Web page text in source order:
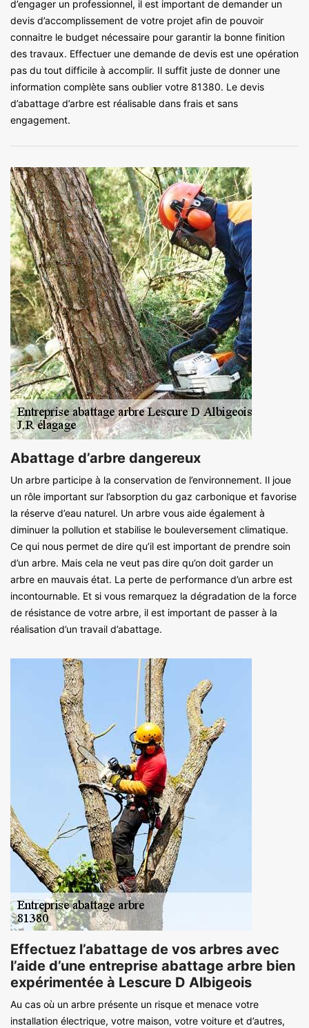
d’engager un professionnel, il est important de demander un
devis d’accomplissement de votre projet afin de pouvoir
connaitre le budget nécessaire pour garantir la bonne finition
des travaux. Effectuer une demande de devis est une opération
pas du tout difficile à accomplir. Il suffit juste de donner une
information complète sans oublier votre 81380. Le devis
d’abattage d’arbre est réalisable dans frais et sans
engagement.
Abattage d’arbre dangereux
Un arbre participe à la conservation de l’environnement. Il joue
un rôle important sur l’absorption du gaz carbonique et favorise
la réserve d’eau naturel. Un arbre vous aide également à
diminuer la pollution et stabilise le bouleversement climatique.
Ce qui nous permet de dire qu’il est important de prendre soin
d’un arbre. Mais cela ne veut pas dire qu’on doit garder un
arbre en mauvais état. La perte de performance d’un arbre est
incontournable. Et si vous remarquez la dégradation de la force
de résistance de votre arbre, il est important de passer à la
réalisation d’un travail d’abattage.
Effectuez l’abattage de vos arbres avec
l’aide d’une entreprise abattage arbre bien
expérimentée à Lescure D Albigeois
Au cas où un arbre présente un risque et menace votre
installation électrique, votre maison, votre voiture et d’autres,